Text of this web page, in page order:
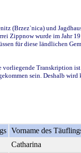
(Brzez`nica) und
Zippnow wurde im Jahr
für diese ländlichen
Transkription
sein. Deshalb wird
Vorname des
Catharina